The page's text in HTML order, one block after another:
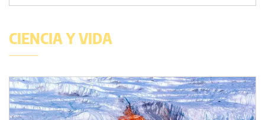
CIENCIA Y VIDA